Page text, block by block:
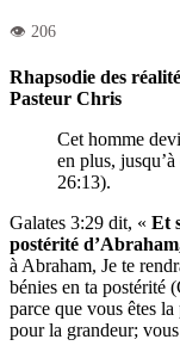
Rhapsodie des
Pasteur Chris
Cet homme
en plus,
26:13).
Galates 3:29 dit, « Et
postérité
à Abraham, Je te
bénies en ta postérité
parce que vous êtes
pour la grandeur;